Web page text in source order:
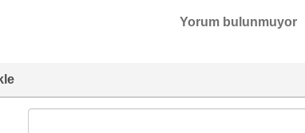
Yorum bulunmuyor